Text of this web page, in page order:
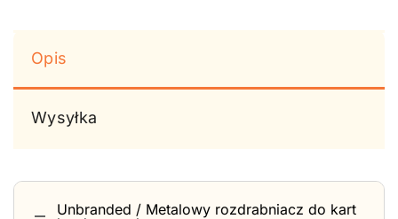
Opis
Wysyłka
Unbranded / Metalowy rozdrabniacz do kart